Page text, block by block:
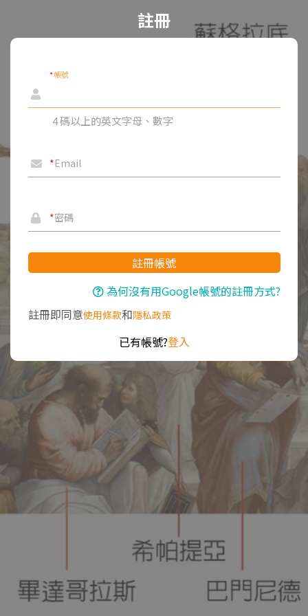
註冊
*帳號
4 碼以上的英文字母、數字
*Email
*密碼
註冊帳號
為何沒有用Google帳號的註冊方式?
註冊即同意使用條款和隱私政策
已有帳號?登入